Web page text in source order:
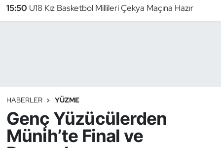
15:50 U18 Kız Basketbol Millileri Çekya Maçına Hazır
HABERLER YÜZME
Genç Yüzücülerden
Münih’te Final ve
Badminton
Binicilik
Bisiklet